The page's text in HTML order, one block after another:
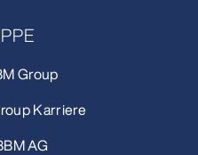
Group
Karriere
AG